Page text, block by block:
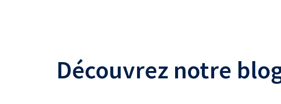
Découvrez notre